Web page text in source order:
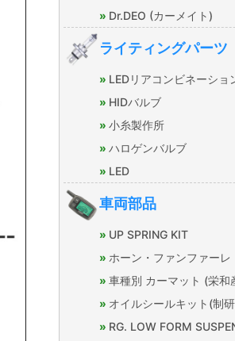
Dr.DEO (カーメイト)
ライティングパーツ
LEDリアコンビネーショ
HIDバルブ
小糸製作所
ハロゲンバルブ
LED
車両部品
UP SPRING KIT
ホーン・ファンファーレ
車種別 カーマット (栄和
オイルシールキット(制
RG. LOW FORM